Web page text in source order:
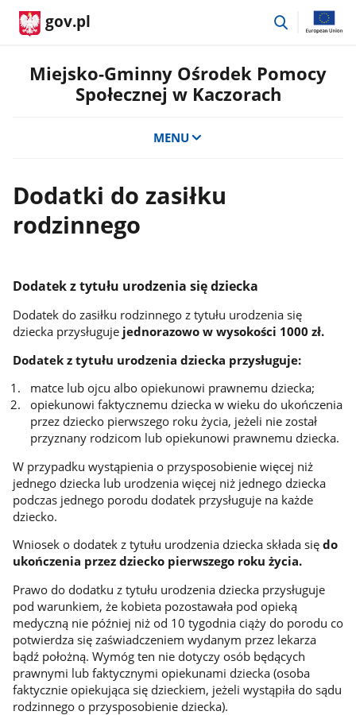
gov.pl
przejdź
Miejsko-Gminny Ośrodek Pomocy
Społecznej w Kaczorach
MENU
Dodatki do zasiłku
rodzinnego
Dodatek z tytułu urodzenia się dziecka
Dodatek do zasiłku rodzinnego z tytułu urodzenia się
dziecka przysługuje jednorazowo w wysokości 1000 zł.
Dodatek z tytułu urodzenia dziecka przysługuje:
matce lub ojcu albo opiekunowi prawnemu dziecka;
opiekunowi faktycznemu dziecka w wieku do ukończenia
przez dziecko pierwszego roku życia, jeżeli nie został
przyznany rodzicom lub opiekunowi prawnemu dziecka.
W przypadku wystąpienia o przysposobienie więcej niż
jednego dziecka lub urodzenia więcej niż jednego dziecka
podczas jednego porodu dodatek przysługuje na każde
dziecko.
Wniosek o dodatek z tytułu urodzenia dziecka składa się do
ukończenia przez dziecko pierwszego roku życia.
Prawo do dodatku z tytułu urodzenia dziecka przysługuje
pod warunkiem, że kobieta pozostawała pod opieką
medyczną nie później niż od 10 tygodnia ciąży do porodu co
potwierdza się zaświadczeniem wydanym przez lekarza
bądź położną. Wymóg ten nie dotyczy osób będących
prawnymi lub faktycznymi opiekunami dziecka (osoba
faktycznie opiekująca się dzieckiem, jeżeli wystąpiła do sądu
rodzinnego o przysposobienie dziecka).